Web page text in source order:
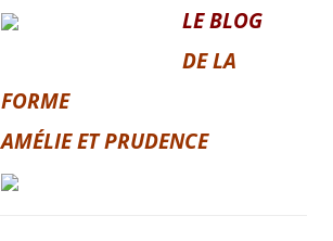
LE BLOG
DE LA
FORME
AMÉLIE ET PRUDENCE